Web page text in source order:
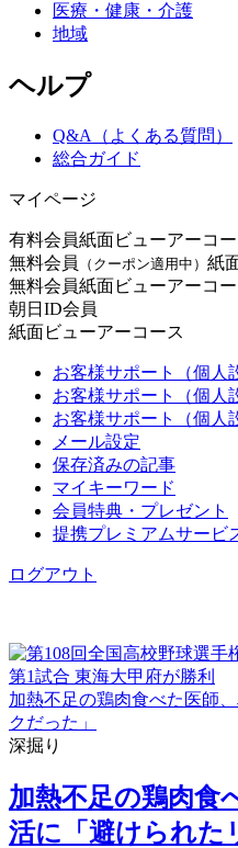
医療・健康・介護
地域
ヘルプ
Q&A（よくある質問）
総合ガイド
マイページ
有料会員紙面ビューアーコ
無料会員
（クーポン適用中） 紙
無料会員紙面ビューアーコ
朝日ID会員
紙面ビューアーコース
お客様サポート（個人
お客様サポート（個人
お客様サポート（個人
メール設定
保存済みの記事
マイキーワード
会員特典・プレゼント
提携プレミアムサービ
ログアウト
第1試合 東海大甲府が勝利
加熱不足の鶏肉食べた医師
クだった」
深掘り
加熱不足の鶏肉食
活に「避けられた